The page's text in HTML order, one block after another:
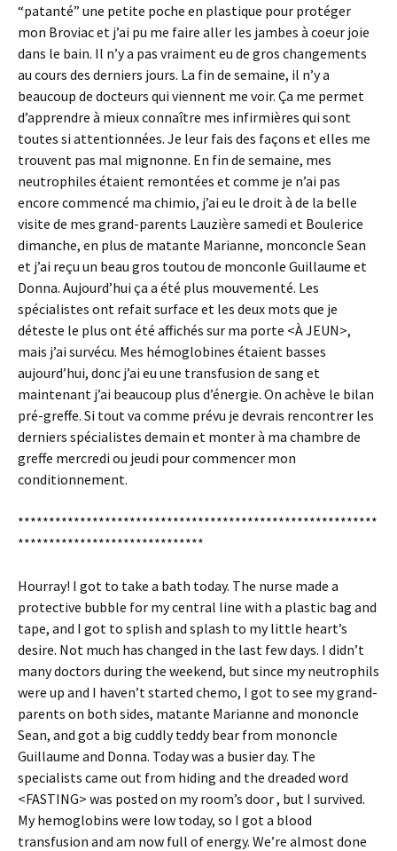
“patanté” une petite poche en plastique pour protéger
mon Broviac et j’ai pu me faire aller les jambes à coeur joie
dans le bain. Il n’y a pas vraiment eu de gros changements
au cours des derniers jours. La fin de semaine, il n’y a
beaucoup de docteurs qui viennent me voir. Ça me permet
d’apprendre à mieux connaître mes infirmières qui sont
toutes si attentionnées. Je leur fais des façons et elles me
trouvent pas mal mignonne. En fin de semaine, mes
neutrophiles étaient remontées et comme je n’ai pas
encore commencé ma chimio, j’ai eu le droit à de la belle
visite de mes grand-parents Lauzière samedi et Boulerice
dimanche, en plus de matante Marianne, monconcle Sean
et j’ai reçu un beau gros toutou de monconle Guillaume et
Donna. Aujourd’hui ça a été plus mouvementé. Les
spécialistes ont refait surface et les deux mots que je
déteste le plus ont été affichés sur ma porte <À JEUN>,
mais j’ai survécu. Mes hémoglobines étaient basses
aujourd’hui, donc j’ai eu une transfusion de sang et
maintenant j’ai beaucoup plus d’énergie. On achève le bilan
pré-greffe. Si tout va comme prévu je devrais rencontrer les
derniers spécialistes demain et monter à ma chambre de
greffe mercredi ou jeudi pour commencer mon
conditionnement.
**********************************************************
******************************
Hourray! I got to take a bath today. The nurse made a
protective bubble for my central line with a plastic bag and
tape, and I got to splish and splash to my little heart’s
desire. Not much has changed in the last few days. I didn’t
many doctors during the weekend, but since my neutrophils
were up and I haven’t started chemo, I got to see my grand-
parents on both sides, matante Marianne and mononcle
Sean, and got a big cuddly teddy bear from mononcle
Guillaume and Donna. Today was a busier day. The
specialists came out from hiding and the dreaded word
<FASTING> was posted on my room’s door , but I survived.
My hemoglobins were low today, so I got a blood
transfusion and am now full of energy. We’re almost done